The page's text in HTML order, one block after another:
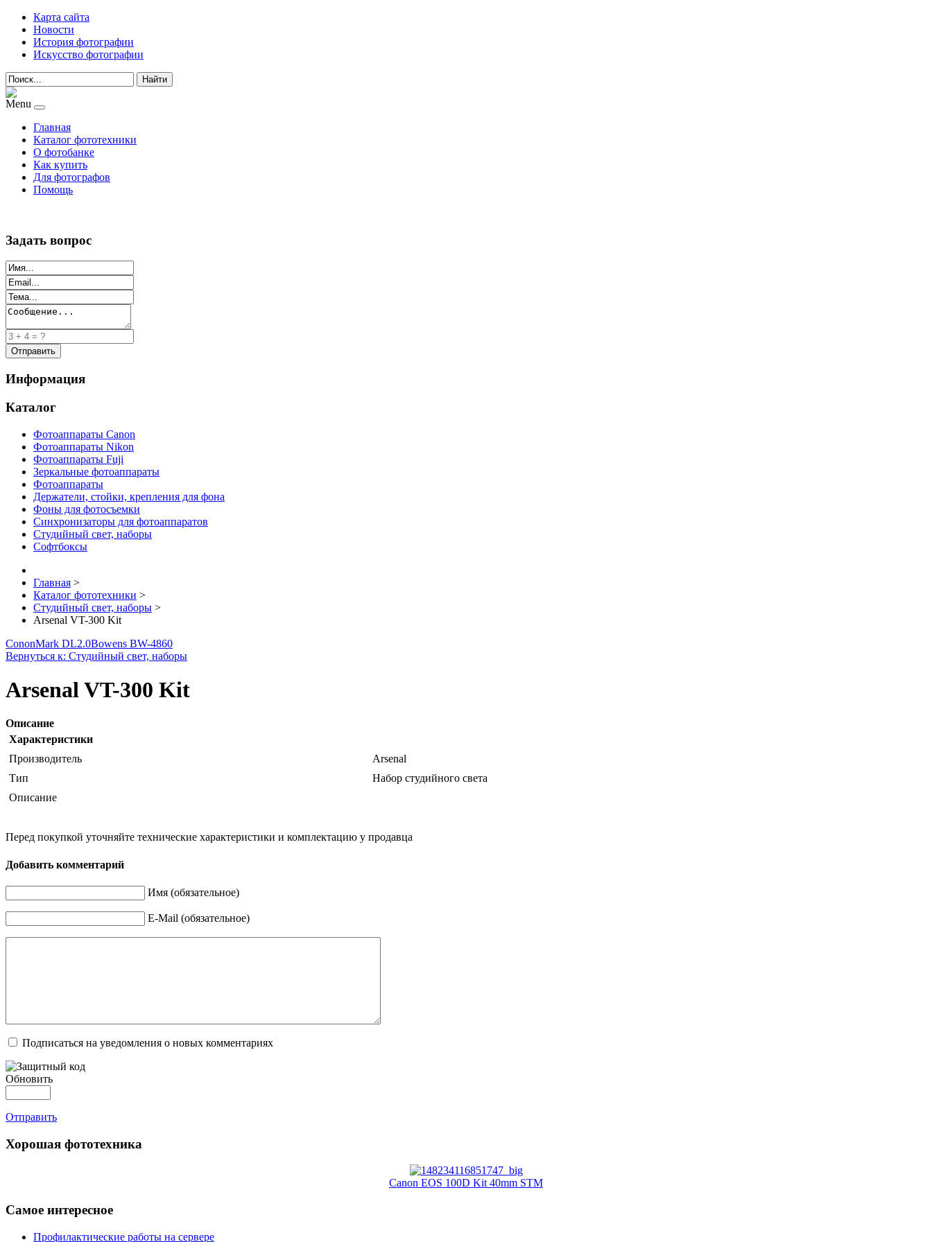
Карта сайта
Новости
История фотографии
Искусство фотографии
Найти
Menu
Главная
Каталог фототехники
О фотобанке
Как купить
Для фотографов
Помощь
Задать вопрос
Информация
Каталог
Фотоаппараты Canon
Фотоаппараты Nikon
Фотоаппараты Fuji
Зеркальные фотоаппараты
Фотоаппараты
Держатели, стойки, крепления для фона
Фоны для фотосъемки
Синхронизаторы для фотоаппаратов
Студийный свет, наборы
Софтбоксы
Главная >
Каталог фототехники >
Студийный свет, наборы >
Arsenal VT-300 Kit
CononMark DL2.0Bowens BW-4860
Вернуться к: Студийный свет, наборы
Arsenal VT-300 Kit
Описание
Характеристики
Производитель
Arsenal
Тип
Набор студийного света
Описание
Перед покупкой уточняйте технические характеристики и комплектацию у продавца
Добавить комментарий
Имя (обязательное)
E-Mail (обязательное)
Подписаться на уведомления о новых комментариях
Обновить
Отправить
Хорошая фототехника
Canon EOS 100D Kit 40mm STM
Самое интересное
Профилактические работы на сервере